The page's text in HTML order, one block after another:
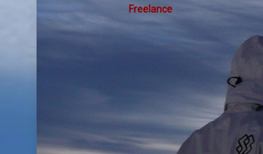
Freelance